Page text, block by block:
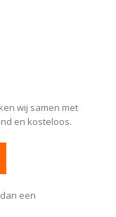
wij samen met
en kosteloos.
een